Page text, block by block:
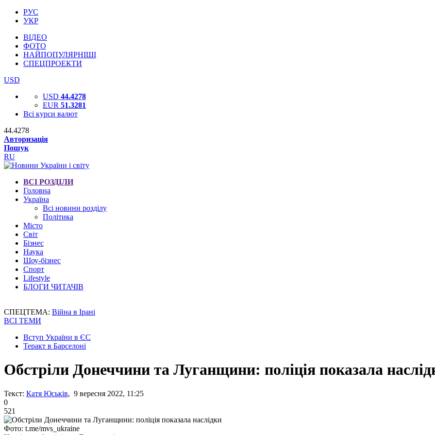
РУС
УКР
ВІДЕО
ФОТО
НАЙПОПУЛЯРНІШІ
СПЕЦПРОЕКТИ
USD
USD 44.4278
EUR 51.3281
Всі курси валют
44.4278
Авторизація
Пошук
RU
ВСІ РОЗДІЛИ
Головна
Україна
Всі новини розділу
Політика
Місто
Світ
Бізнес
Наука
Шоу-бізнес
Спорт
Lifestyle
БЛОГИ ЧИТАЧІВ
СПЕЦТЕМА: Війна в Ірані
ВСІ ТЕМИ
Вступ України в ЄС
Теракт в Барселоні
Обстріли Донеччини та Луганщини: поліція показала
Текст: Катя Юськів, 9 вересня 2022, 11:25
0
521
Фото: t.me/mvs_ukraine